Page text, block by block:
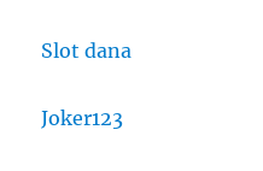
Slot dana
Joker123